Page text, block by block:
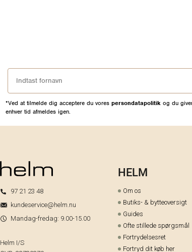
*Ved at tilmelde dig acceptere du vores persondatapolitik og du
enhver tid afmeldes igen.
97 21 23 48
kundeservice@helm.nu
Mandag-fredag: 9.00-15.00
Helm I/S
HELM
Om os
Butiks- & bytteoversigt
Guides
Ofte stillede spørgsmål
Fortrydelsesret
Fortryd dit køb her